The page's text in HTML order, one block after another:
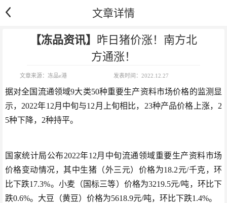
文章详情
【冻品资讯】
昨日猪价涨！南方北
方通涨！
文章来源： 冻品e港 发表时间： 2022.12.27
据对全国流通领域9大类50种重要生产资料市场价格的监测显
示，2022年12月中旬与12月上旬相比，23种产品价格上涨，2
5种下降，2种持平。
国家统计局公布2022年12月中旬流通领域重要生产资料市场
价格变动情况，其中生猪（外三元）价格为18.2元/千克，环
比下跌17.3%。小麦（国标三等）价格为3219.5元/吨，环比下
跌0.6%。大豆（黄豆）价格为5618.9元/吨，环比下跌1.4%。